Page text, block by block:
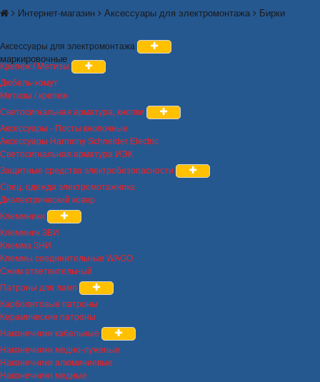
Интернет-магазин Аксессуары для электромонтажа Бирки
маркировочные
Аксессуары для электромонтажа
Крепеж / Метизы
Дюбель-хомут
Метизы / крепеж
Светосигнальная арматура, кнопки
Аксессуары - Посты кнопочные
Аксессуары Harmony Schneider Electric
Светосигнальная арматура ИЭК
Защитные средства электробезопасности
Спец. одежда электромотажника
Диэлектрический ковер
Клеммники
Клеммник ЗВИ
Клемма ЗНИ
Клеммы соединительные WAGO
Сжим ответвительный
Патроны для ламп
Карболитовые патроны
Керамические патроны
Наконечники кабельные
Наконечники медно-луженые
Наконечники алюминиевые
Наконечники медные